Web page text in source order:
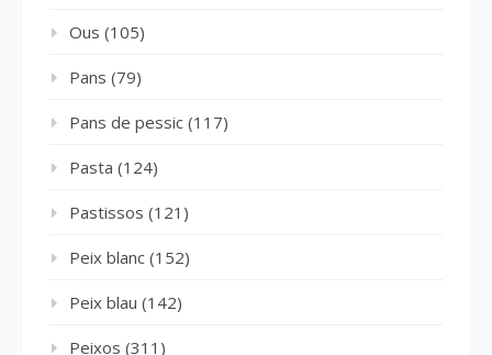
Ous (105)
Pans (79)
Pans de pessic (117)
Pasta (124)
Pastissos (121)
Peix blanc (152)
Peix blau (142)
Peixos (311)